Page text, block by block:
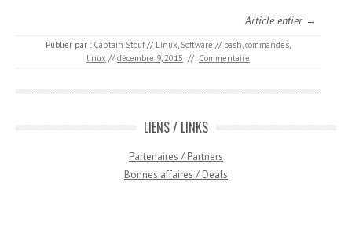
Article entier →
Publier par : Captain Stouf // Linux, Software // bash,commandes,
linux // décembre 9, 2015 // Commentaire
LIENS / LINKS
Partenaires / Partners
Bonnes affaires / Deals